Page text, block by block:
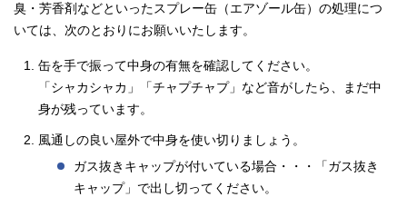
臭・芳香剤などといったスプレー缶（エアゾール缶）の処理につ
いては、次のとおりにお願いいたします。
缶を手で振って中身の有無を確認してください。
「シャカシャカ」「チャプチャプ」など音がしたら、まだ中
身が残っています。
風通しの良い屋外で中身を使い切りましょう。
ガス抜きキャップが付いている場合・・・「ガス抜き
キャップ」で出し切ってください。